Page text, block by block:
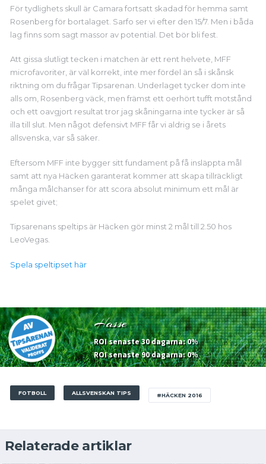
För tydlighets skull är Camara fortsatt skadad för hemma samt
Rosenberg för bortalaget. Sarfo ser vi efter den 15/7. Men i båda
lag finns som sagt massor av potential. Det bör bli fest.
Att gissa slutligt tecken i matchen är ett rent helvete, MFF
microfavoriter, är väl korrekt, inte mer fördel än så i skånsk
riktning om du frågar Tipsarenan. Underlaget tycker dom inte
alls om, Rosenberg väck, men främst ett oerhört tufft motstånd
och ett oavgjort resultat tror jag skåningarna inte tycker är så
illa till slut. Men något defensivt MFF får vi aldrig se i årets
allsvenska, var så säker.
Eftersom MFF inte bygger sitt fundament på få insläppta mål
samt att nya Häcken garanterat kommer att skapa tillräckligt
många målchanser för att scora absolut minimum ett mål är
spelet givet;
Tipsarenans speltips är Häcken gör minst 2 mål till 2.50 hos
LeoVegas.
Spela speltipset här
Hasse
ROI senaste 30 dagarna: 0%
ROI senaste 90 dagarna: 0%
FOTBOLL ALLSVENSKAN TIPS #HÄCKEN 2016
Relaterade artiklar